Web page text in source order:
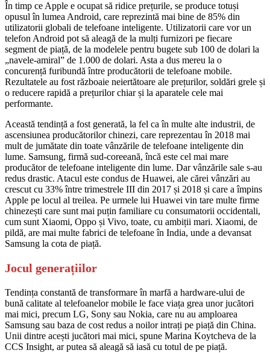
În timp ce Apple e ocupat să ridice prețurile, se produce totuși
opusul în lumea Android, care reprezintă mai bine de 85% din
utilizatorii globali de telefoane inteligente. Utilizatorii care vor un
telefon Android pot să aleagă de la mulți furnizori pe fiecare
segment de piață, de la modelele pentru bugete sub 100 de dolari la
„navele-amiral” de 1.000 de dolari. Asta a dus mereu la o
concurență furibundă între producătorii de telefoane mobile.
Rezultatele au fost războaie neiertătoare ale prețurilor, soldări grele și
o reducere rapidă a prețurilor chiar și la aparatele cele mai
performante.
Această tendință a fost generată, la fel ca în multe alte industrii, de
ascensiunea producătorilor chinezi, care reprezentau în 2018 mai
mult de jumătate din toate vânzările de telefoane inteligente din
lume. Samsung, firmă sud-coreeană, încă este cel mai mare
producător de telefoane inteligente din lume. Dar vânzările sale s-au
redus drastic. Atacul este condus de Huawei, ale cărei vânzări au
crescut cu 33% între trimestrele III din 2017 și 2018 și care a împins
Apple pe locul al treilea. Pe urmele lui Huawei vin tare multe firme
chinezești care sunt mai puțin familiare cu consumatorii occidentali,
cum sunt Xiaomi, Oppo și Vivo, toate, cu ambiții mari. Xiaomi, de
pildă, are mai multe fabrici de telefoane în India, unde a devansat
Samsung la cota de piață.
Jocul generațiilor
Tendința constantă de transformare în marfă a hardware-ului de
bună calitate al telefoanelor mobile le face viața grea unor jucători
mai mici, precum LG, Sony sau Nokia, care nu au amploarea
Samsung sau baza de cost redus a noilor intrați pe piață din China.
Unii dintre acești jucători mai mici, spune Marina Koytcheva de la
CCS Insight, ar putea să aleagă să iasă cu totul de pe piață.